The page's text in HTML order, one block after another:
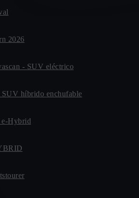
2026
- SUV eléctrico
híbrido enchufable
Hybrid